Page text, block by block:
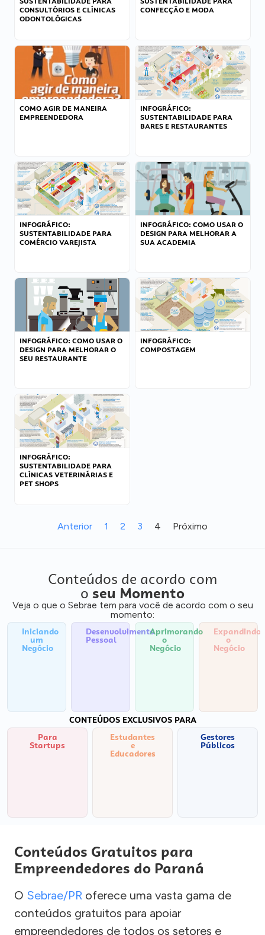
CONSULTÓRIOS E CLÍNICAS
ODONTOLÓGICAS
CONFECÇÃO E MODA
COMO AGIR DE MANEIRA
EMPREENDEDORA
INFOGRÁFICO:
SUSTENTABILIDADE PARA
BARES E RESTAURANTES
INFOGRÁFICO:
SUSTENTABILIDADE PARA
COMÉRCIO VAREJISTA
INFOGRÁFICO: COMO USAR O
DESIGN PARA MELHORAR A
SUA ACADEMIA
INFOGRÁFICO: COMO USAR O
DESIGN PARA MELHORAR O
SEU RESTAURANTE
INFOGRÁFICO:
COMPOSTAGEM
INFOGRÁFICO:
SUSTENTABILIDADE PARA
CLÍNICAS VETERINÁRIAS E
PET SHOPS
Anterior 1 2 3 4 Próximo
Conteúdos de acordo com
o seu Momento
Veja o que o Sebrae tem para você de acordo com o seu
momento:
Iniciando
um
Negócio
Desenvolvimento
Pessoal
Aprimorando
o
Negócio
Expandindo
o
Negócio
CONTEÚDOS EXCLUSIVOS PARA
Para
Startups
Estudantes
e
Educadores
Gestores
Públicos
Conteúdos Gratuitos para
Empreendedores do Paraná
O Sebrae/PR oferece uma vasta gama de
conteúdos gratuitos para apoiar
empreendedores de todos os setores e